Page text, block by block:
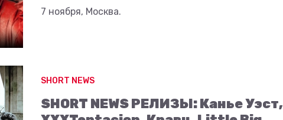
7 ноября, Москва.
SHORT NEWS
SHORT NEWS РЕЛИЗЫ: Канье Уэст,